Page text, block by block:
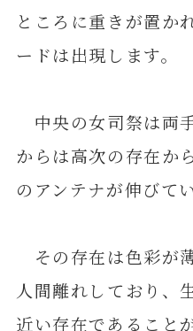
ところに重きが置か
ードは出現します。
中央の女司祭は両
からは高次の存在か
のアンテナが伸びてい
その存在は色彩が
人間離れしており、
近い存在であること